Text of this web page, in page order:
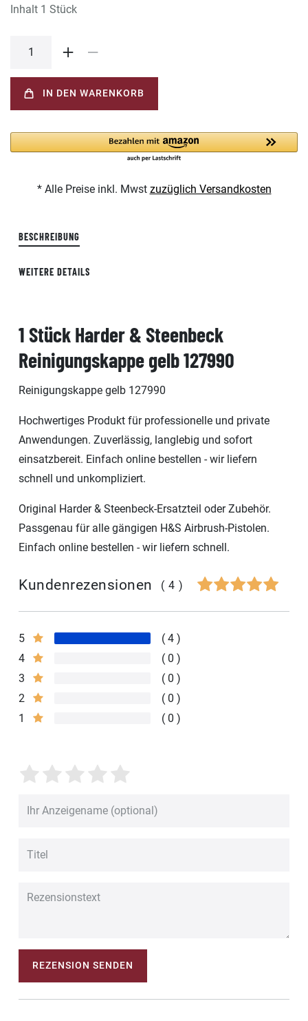
Inhalt 1 Stück
IN DEN WARENKORB
* Alle Preise inkl. Mwst zuzüglich Versandkosten
BESCHREIBUNG
WEITERE DETAILS
1 Stück Harder & Steenbeck
Reinigungskappe gelb 127990
Reinigungskappe gelb 127990
Hochwertiges Produkt für professionelle und private
Anwendungen. Zuverlässig, langlebig und sofort
einsatzbereit. Einfach online bestellen - wir liefern
schnell und unkompliziert.
Original Harder & Steenbeck-Ersatzteil oder Zubehör.
Passgenau für alle gängigen H&S Airbrush-Pistolen.
Einfach online bestellen - wir liefern schnell.
Kundenrezensionen (4)
5
4
4
0
3
0
2
0
1
0
REZENSION SENDEN